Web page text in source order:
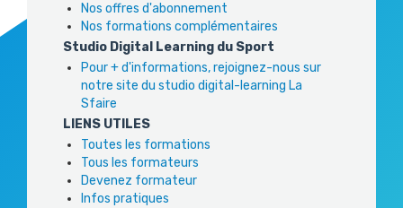
Nos offres d'abonnement
Nos formations complémentaires
Studio Digital Learning du Sport
Pour + d'informations, rejoignez-nous sur
notre site du studio digital-learning La
Sfaire
LIENS UTILES
Toutes les formations
Tous les formateurs
Devenez formateur
Infos pratiques